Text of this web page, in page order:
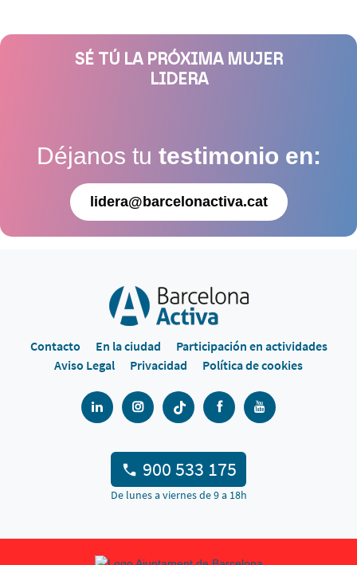
SÉ TÚ LA PRÓXIMA MUJER
LIDERA
Déjanos tu testimonio en:
lidera@barcelonactiva.cat
Contacto En la ciudad
Participación en actividades
Aviso Legal
Privacidad Política de cookies
900 533 175
De lunes a viernes de 9 a 18h